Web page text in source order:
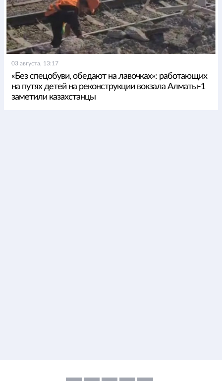
03 августа, 13:17
«Без спецобуви, обедают на лавочках»: работающих
на путях детей на реконструкции вокзала Алматы-1
заметили казахстанцы